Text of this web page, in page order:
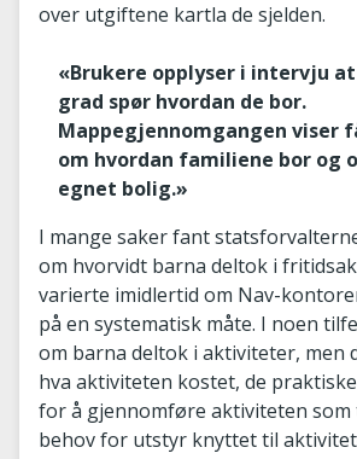
over utgiftene kartla de sjelden.
«Brukere opplyser i intervju
grad spør hvordan de bor.
Mappegjennomgangen viser
om hvordan familiene bor og
egnet bolig.»
I mange saker fant
om hvorvidt barna deltok i
varierte imidlertid om Nav-
på en systematisk måte. I noen
om barna deltok i aktiviteter, men
hva aktiviteten kostet, de
for å gjennomføre aktiviteten
behov for utstyr knyttet til